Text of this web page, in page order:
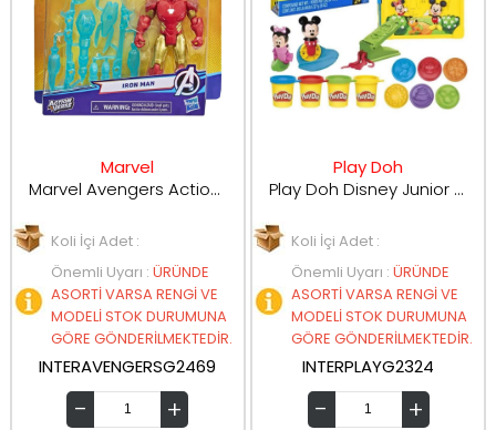
Marvel
Marvel Avengers Action Verse Aksiyon Figürleri
Koli İçi Adet :
Önemli Uyarı : ÜRÜNDE
ASORTİ VARSA RENGİ VE
MODELİ STOK DURUMUNA
GÖRE GÖNDERİLMEKTEDİR.
INTERAVENGERSG2469
Play Doh
Play Doh Disney Junior Mickey Mouse Hikaye Oluşturma Oyun Hamuru Seti G2324
Koli İçi Adet :
Önemli Uyarı : ÜRÜNDE
ASORTİ VARSA RENGİ VE
MODELİ STOK DURUMUNA
GÖRE GÖNDERİLMEKTEDİR.
INTERPLAYG2324